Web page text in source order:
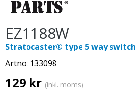
EZ1188W
Stratocaster® type 5 way
Artno: 133098
129 kr (inkl. moms)